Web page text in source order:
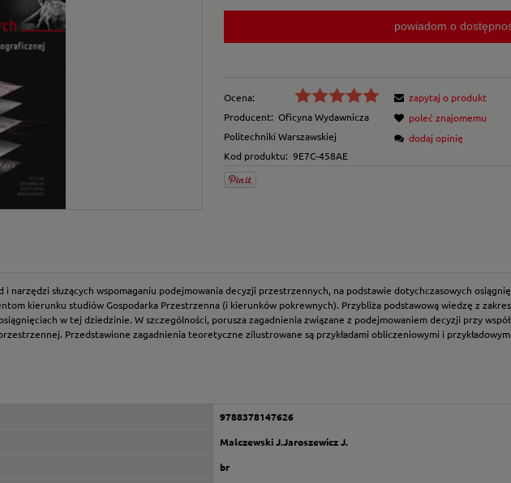
powiadom o
Ocena:
Producent: Oficyna Wydawnicza
Politechniki Warszawskiej
Kod produktu: 9E7C-458AE
zapytaj o produkt
poleć znajomemu
dodaj opinię
służących wspomaganiu podejmowania decyzji przestrzennych, na podstawie dotychczasowych
kierunku studiów Gospodarka Przestrzenna (i kierunków pokrewnych). Przybliża podstawową wiedzę z
w tej dziedzinie. W szczególności, porusza zagadnienia związane z podejmowaniem decyzji przy
Przedstawione zagadnienia teoretyczne zilustrowane są przykładami obliczeniowymi i
9788378147626
Malczewski J.Jaroszewicz J.
br